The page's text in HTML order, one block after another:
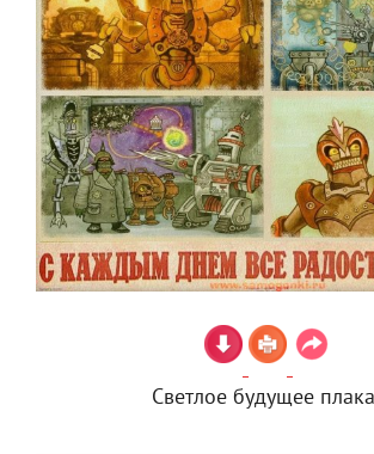
Светлое будущее